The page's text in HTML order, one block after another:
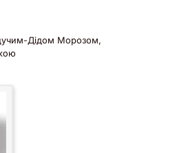
Дідом Морозом,